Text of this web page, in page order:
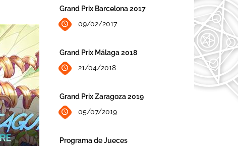
Grand Prix Barcelona 2017
09/02/2017
Grand Prix Málaga 2018
21/04/2018
Grand Prix Zaragoza 2019
05/07/2019
Programa de Jueces